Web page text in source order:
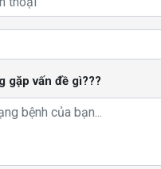
gặp vấn đề gì???